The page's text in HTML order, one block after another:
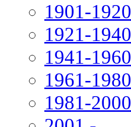
1901-1920
1921-1940
1941-1960
1961-1980
1981-2000